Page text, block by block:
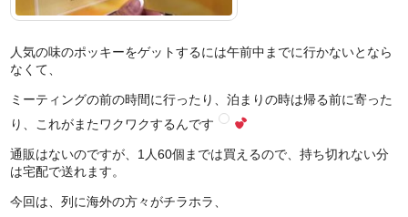
人気の味のポッキーをゲットするには午前中までに行かないとなら
なくて、
ミーティングの前の時間に行ったり、泊まりの時は帰る前に寄った
り、これがまたワクワクするんです
通販はないのですが、1人60個までは買えるので、持ち切れない分
は宅配で送れます。
今回は、列に海外の方々がチラホラ、